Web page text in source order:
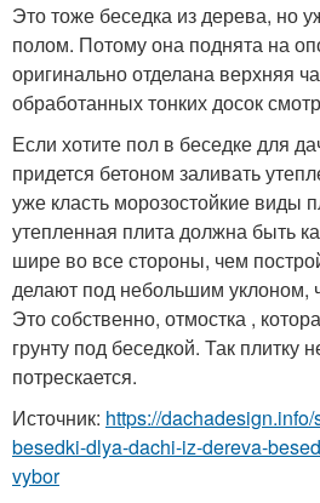
Это тоже беседка из дерева, но
полом. Потому она поднята на
оригинально отделана верхняя
обработанных тонких досок
Если хотите пол в беседке для
придется бетоном заливать
уже класть морозостойкие виды
утепленная плита должна быть
шире во все стороны, чем
делают под небольшим уклоном,
Это собственно, отмостка ,
грунту под беседкой. Так плитку
потрескается.
Источник: https://
besedki-dlya-dachi-iz-dereva-
vybor